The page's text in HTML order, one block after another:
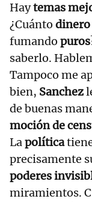
Haytemas
¿Cuánto dinero
fumando puros
saberlo.
Tampoco me
bien, Sanchez
de buenas
moción de
Lapolítica
precisamente
poderes
miramientos.